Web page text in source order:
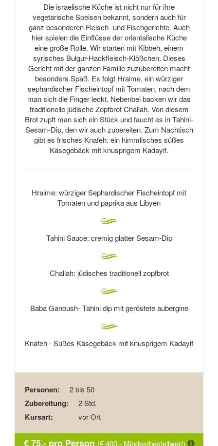
Die israelische Küche ist nicht nur für ihre
vegetarische Speisen bekannt, sondern auch für
ganz besonderen Fleisch- und Fischgerichte. Auch
hier spielen die Einflüsse der orientalische Küche
eine große Rolle. Wir starten mit Kibbeh, einem
syrisches Bulgur-Hackfleisch-Klößchen. Dieses
Gericht mit der ganzen Familie zuzubereiten macht
besonders Spaß. Es folgt Hraime, ein würziger
sephardischer Fischeintopf mit Tomaten, nach dem
man sich die Finger leckt. Nebenbei backen wir das
traditionelle jüdische Zopfbrot Challah. Von diesem
Brot zupft man sich ein Stück und taucht es in Tahini-
Sesam-Dip, den wir auch zubereiten. Zum Nachtisch
gibt es frisches Knafeh: ein himmlisches süßes
Käsegebäck mit knusprigem Kadayif.
Hraime: würziger Sephardischer Fischeintopf mit
Tomaten und paprika aus Libyen
Tahini Sauce: cremig glatter Sesam-Dip
Challah: jüdisches traditionell zopfbrot
Baba Ganoush- Tahini dip mit geröstete aubergine
Knafeh - Süßes Käsegebäck mit knusprigem Kadayif
Personen: 2 bis 50
Zubereitung: 2 Std.
Kursart: vor Ort
€ 75,- pro Person (€ 400,- Mindestbestellwert)